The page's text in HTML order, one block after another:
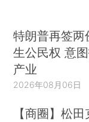
特朗普再签两
生公民权 意
产业
2026年08月06日
【商圈】松